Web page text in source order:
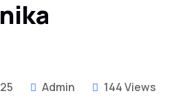
Admin 144 Views